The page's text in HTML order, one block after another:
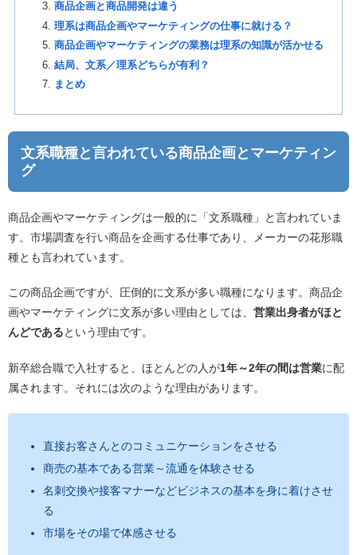
商品企画と商品開発は違う
理系は商品企画やマーケティングの仕事に就ける？
商品企画やマーケティングの業務は理系の知識が活かせる
結局、文系／理系どちらが有利？
まとめ
文系職種と言われている商品企画とマーケティン
グ
商品企画やマーケティングは一般的に「文系職種」と言われていま
す。市場調査を行い商品を企画する仕事であり、メーカーの花形職
種とも言われています。
この商品企画ですが、圧倒的に文系が多い職種になります。商品企
画やマーケティングに文系が多い理由としては、 営業出身者がほと
んどであるという理由です。
新卒総合職で入社すると、ほとんどの人が1年～2年の間は営業に配
属されます。それには次のような理由があります。
直接お客さんとのコミュニケーションをさせる
商売の基本である営業～流通を体験させる
名刺交換や接客マナーなどビジネスの基本を身に着けさせ
る
市場をその場で体感させる